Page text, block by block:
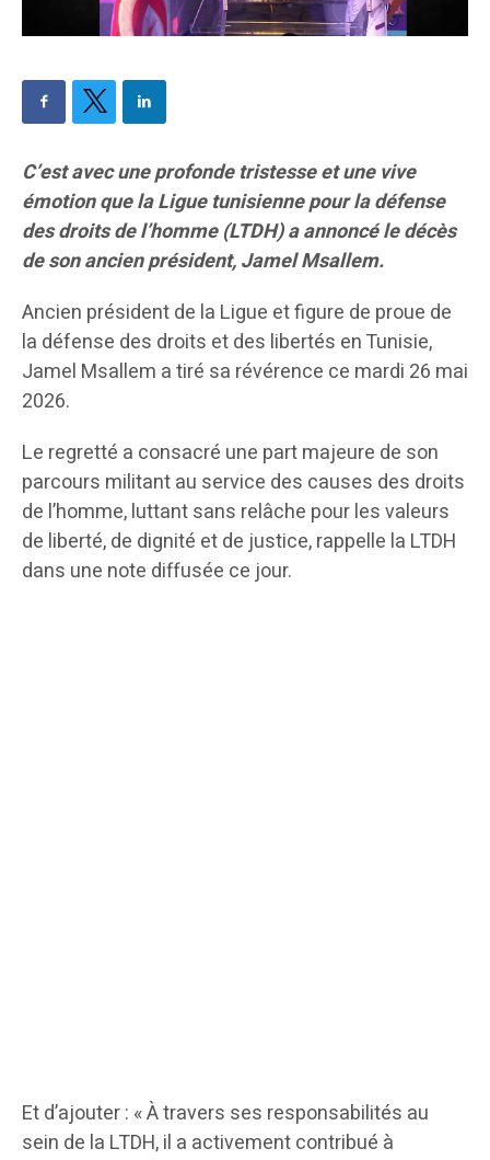
C’est avec une profonde tristesse et une vive
émotion que la Ligue tunisienne pour la défense
des droits de l’homme (LTDH) a annoncé le décès
de son ancien président, Jamel Msallem.
Ancien président de la Ligue et figure de proue de
la défense des droits et des libertés en Tunisie,
Jamel Msallem a tiré sa révérence ce mardi 26 mai
2026.
Le regretté a consacré une part majeure de son
parcours militant au service des causes des droits
de l’homme, luttant sans relâche pour les valeurs
de liberté, de dignité et de justice, rappelle la LTDH
dans une note diffusée ce jour.
Et d’ajouter : « À travers ses responsabilités au
sein de la LTDH, il a activement contribué à